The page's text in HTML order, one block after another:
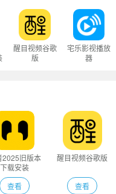
醒目视频谷歌
版
宅乐影视播放
器
2025旧版本
下载安装
查看
醒目视频谷歌版
查看